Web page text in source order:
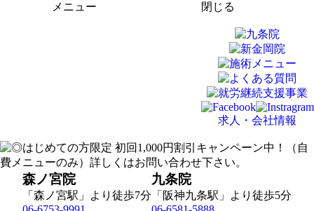
メニュー 閉じる
求人・会社情報
森ノ宮院
「森ノ宮駅」より徒歩7分
九条院
「阪神九条駅」より徒歩5分